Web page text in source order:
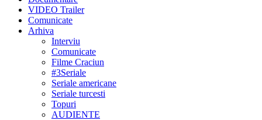
VIDEO Trailer
Comunicate
Arhiva
Interviu
Comunicate
Filme Craciun
#3Seriale
Seriale americane
Seriale turcesti
Topuri
AUDIENTE